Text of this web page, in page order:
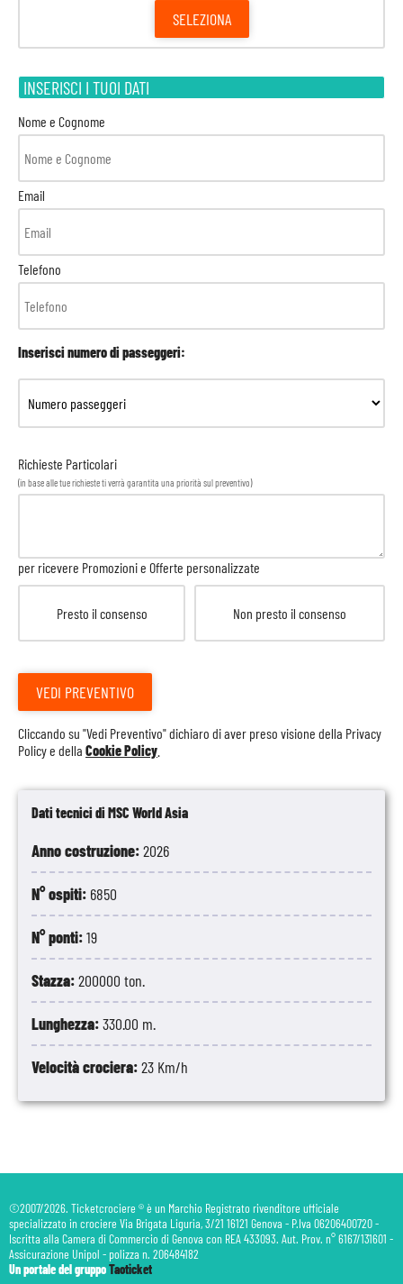
Dati tecnici di MSC World Asia
Anno costruzione:2026
N° ospiti: 6850
N° ponti:19
Stazza:200000 ton.
Lunghezza:330.00 m.
Velocità crociera:23 Km/h
SELEZIONA
INSERISCI I TUOI DATI
Nome e Cognome
Email
Telefono
Inserisci numero di passeggeri:
Richieste Particolari
(in base alle tue richieste ti verrà garantita una priorità sul preventivo)
per ricevere Promozioni e Offerte personalizzate
Presto il consenso Non presto il consenso
VEDI PREVENTIVO
Cliccando su "Vedi Preventivo" dichiaro di aver preso visione della Privacy
Policye della Cookie Policy
©2007/2026. Ticketcrociere ® è un Marchio Registrato rivenditore ufficiale
specializzato in crociere Via Brigata Liguria, 3/21 16121 Genova - P.Iva 06206400720 -
Iscritta alla Camera di Commercio di Genova con REA 433093. Aut. Prov. n° 6167/131601 -
Assicurazione Unipol - polizza n. 206484182
Un portale del gruppoTaoticket